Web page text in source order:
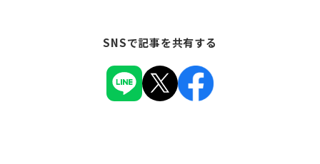
SNSで記事を共有する